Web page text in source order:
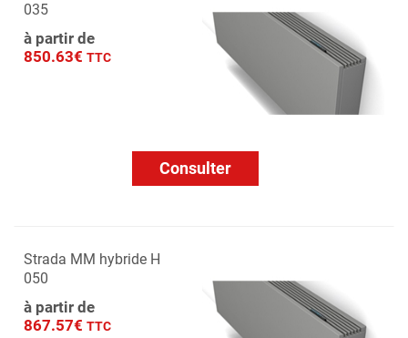
035
à partir de
850.63€ TTC
Consulter
Strada MM hybride H
050
à partir de
867.57€ TTC